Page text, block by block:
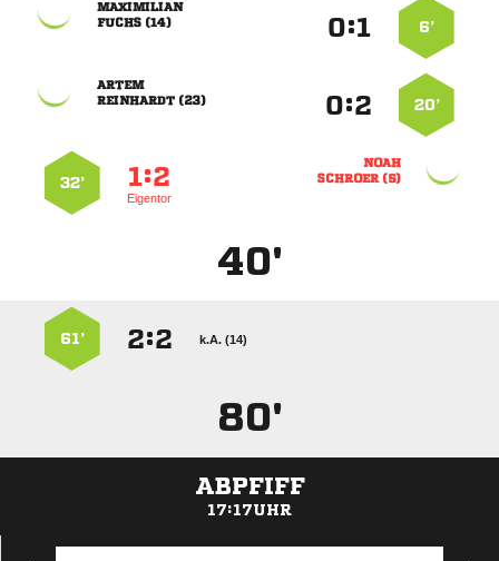
6’
:

 
20’
:

 

 
:
Eigentor
32’
40'
k.A. (14)
:
61’
80'
ABPFIFF
17:17UHR
ANZEIGE